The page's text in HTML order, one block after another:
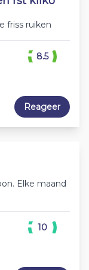
friss ruiken
8.5
Reageer
Elke maand
10